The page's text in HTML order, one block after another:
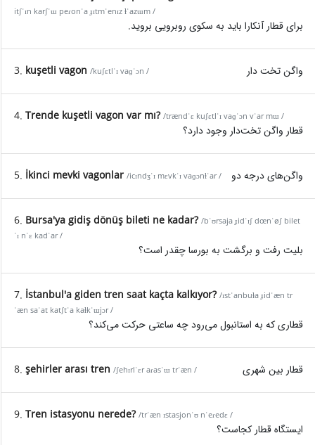
itʃˈɪn karʃˈɯ peɾonˈa ɟɪtmˈenɪz ɫˈazɯm /
برای قطار آنکارا باید به سکوی روبرویی بروید.
3. kuşetli vagon /kuʃɛtlˈɪ vaɡˈɔn / واگن تخت دار
4. Trende kuşetli vagon var mı? /trændˈɛ kuʃɛtlˈɪ vaɡˈɔn vˈar mɯ /
قطار واگن تخت‌دار وجود دارد؟
5. İkinci mevki vagonlar /icɪndʒˈɪ mɛvkˈɪ vaɡɔnɫˈar / واگن‌های درجه دو
6. Bursa'ya gidiş dönüş bileti ne kadar? /bˈʊrsaja ɟidˈɪʃ dœnˈøʃ bilet
ˈɪ nˈɛ kadˈar /
بلیت رفت و برگشت به بورسا چقدر است؟
7. İstanbul'a giden tren saat kaçta kalkıyor? /ɪstˈanbuɫa ɟidˈæn tr
ˈæn saˈat katʃtˈa kaɫkˈɯjɔr /
قطاری که به استانبول می‌رود چه ساعتی حرکت می‌کند؟
8. şehirler arası tren /ʃehɪrlˈɛr aɾasˈɯ trˈæn / قطار بین شهری
9. Tren istasyonu nerede? /trˈæn ɪstasjonˈʊ nˈeɾedɛ /
ایستگاه قطار کجاست؟